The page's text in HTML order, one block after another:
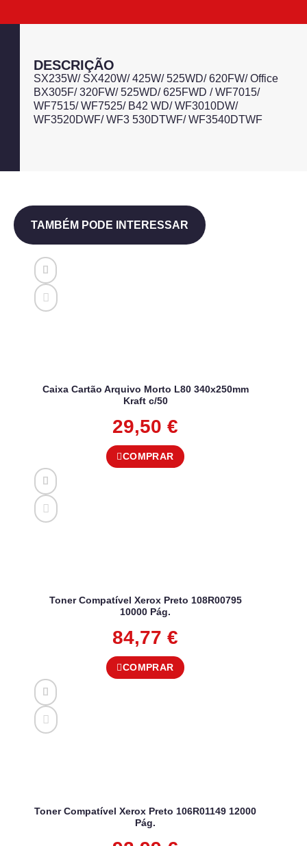
DESCRIÇÃO
SX235W/ SX420W/ 425W/ 525WD/ 620FW/ Office
BX305F/ 320FW/ 525WD/ 625FWD / WF7015/
WF7515/ WF7525/ B42 WD/ WF3010DW/
WF3520DWF/ WF3 530DTWF/ WF3540DTWF
TAMBÉM PODE INTERESSAR
Caixa Cartão Arquivo Morto L80 340x250mm
Kraft c/50
29,50 €
COMPRAR
Toner Compatível Xerox Preto 108R00795
10000 Pág.
84,77 €
COMPRAR
Toner Compatível Xerox Preto 106R01149 12000
Pág.